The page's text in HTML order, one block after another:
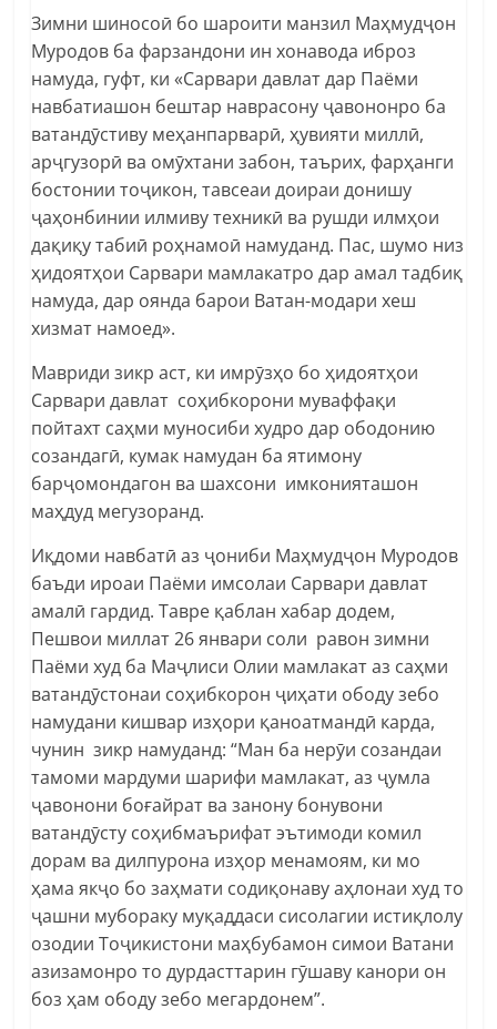
Зимни шиносоӣ бо шароити манзил Маҳмудҷон
Муродов ба фарзандони ин хонавода иброз
намуда, гуфт, ки «Сарвари давлат дар Паёми
навбатиашон бештар наврасону ҷавононро ба
ватандӯстиву меҳанпарварӣ, ҳувияти миллӣ,
арҷгузорӣ ва омӯхтани забон, таърих, фарҳанги
бостонии тоҷикон, тавсеаи доираи донишу
ҷаҳонбинии илмиву техникӣ ва рушди илмҳои
дақиқу табиӣ роҳнамоӣ намуданд. Пас, шумо низ
ҳидоятҳои Сарвари мамлакатро дар амал тадбиқ
намуда, дар оянда барои Ватан-модари хеш
хизмат намоед».
Мавриди зикр аст, ки имрӯзҳо бо ҳидоятҳои
Сарвари давлат соҳибкорони муваффақи
пойтахт саҳми муносиби худро дар ободонию
созандагӣ, кумак намудан ба ятимону
барҷомондагон ва шахсони имконияташон
маҳдуд мегузоранд.
Иқдоми навбатӣ аз ҷониби Маҳмудҷон Муродов
баъди ироаи Паёми имсолаи Сарвари давлат
амалӣ гардид. Тавре қаблан хабар додем,
Пешвои миллат 26 январи соли равон зимни
Паёми худ ба Маҷлиси Олии мамлакат аз саҳми
ватандӯстонаи соҳибкорон ҷиҳати ободу зебо
намудани кишвар изҳори қаноатмандӣ карда,
чунин зикр намуданд: “Ман ба нерӯи созандаи
тамоми мардуми шарифи мамлакат, аз ҷумла
ҷавонони боғайрат ва занону бонувони
ватандӯсту соҳибмаърифат эътимоди комил
дорам ва дилпурона изҳор менамоям, ки мо
ҳама якҷо бо заҳмати содиқонаву аҳлонаи худ то
ҷашни мубораку муқаддаси сисолагии истиқлолу
озодии Тоҷикистони маҳбубамон симои Ватани
азизамонро то дурдасттарин гӯшаву канори он
боз ҳам ободу зебо мегардонем”.